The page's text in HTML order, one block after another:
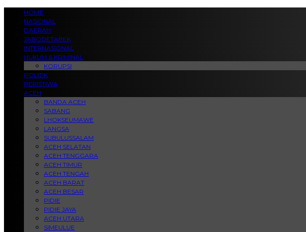
HOME
NASIONAL
DAERAH
JABODETABEK
INTERNASIONAL
HUKUM & KRIMINAL
KORUPSI
POLITIK
PERISTIWA
ACEH
BANDA ACEH
SABANG
LHOKSEUMAWE
LANGSA
SUBULUSSALAM
ACEH SELATAN
ACEH TENGGARA
ACEH TIMUR
ACEH TENGAH
ACEH BARAT
ACEH BESAR
PIDIE
PIDIE JAYA
ACEH UTARA
SIMEULUE